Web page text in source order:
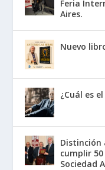
Feria
Aires.
Nuevo
¿Cuál es
Distinción
cumplir
Sociedad